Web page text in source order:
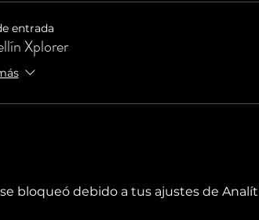
entrada
Xplorer
bloqueó debido a tus ajustes de